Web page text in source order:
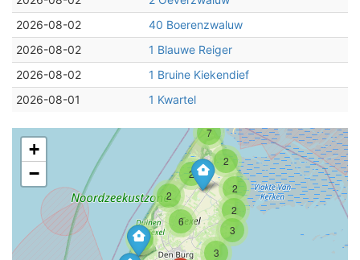
2026-08-02
40 Boerenzwaluw
2026-08-02
1 Blauwe Reiger
2026-08-02
1 Bruine Kiekendief
2026-08-01
1 Kwartel
7
3
2
2
2
3
2
6
2
3
+
−